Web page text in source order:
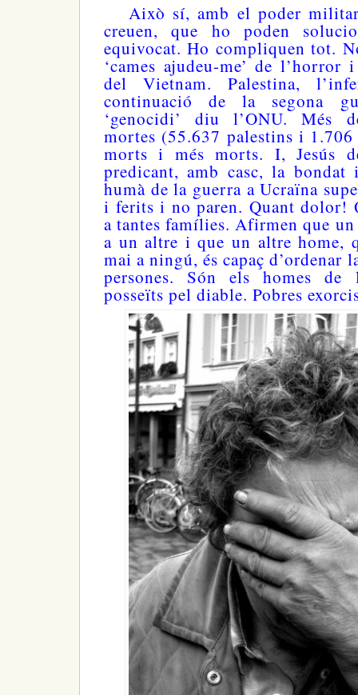
Això sí, amb el poder
creuen, que ho poden
equivocat. Ho compliquen tot.
‘cames ajudeu-me’ de
del Vietnam. Palestina,
continuació de la segona
‘genocidi’ diu l’ONU. Més
mortes (55.637 palestins i
morts i més morts. I, Jesús
predicant, amb casc, la
humà de la guerra a Ucraïna
i ferits i no paren. Quant dolor!
a tantes famílies. Afirmen que un
a un altre i que un altre home,
mai a ningú, és capaç d’ordenar
persones. Són els homes
posseïts pel diable. Pobres